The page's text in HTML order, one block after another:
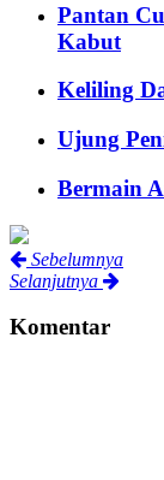
Pantan
Kabut
Keliling
Ujung
Bermain
Sebelumnya
Selanjutnya
Komentar